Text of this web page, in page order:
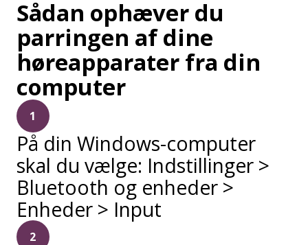
Sådan ophæver du
parringen af dine
høreapparater fra din
computer
1
På din Windows-computer
skal du vælge: Indstillinger >
Bluetooth og enheder >
Enheder > Input
2